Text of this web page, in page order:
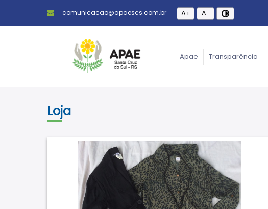
comunicacao@apaescs.com.br A+ A-
Apae Transparência
Loja